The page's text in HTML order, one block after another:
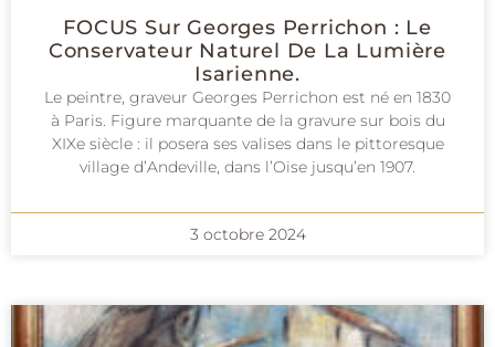
FOCUS Sur Georges Perrichon : Le
Conservateur Naturel De La Lumière
Isarienne.
Le peintre, graveur Georges Perrichon est né en 1830
à Paris. Figure marquante de la gravure sur bois du
XIXe siècle : il posera ses valises dans le pittoresque
village d’Andeville, dans l’Oise jusqu’en 1907.
3 octobre 2024